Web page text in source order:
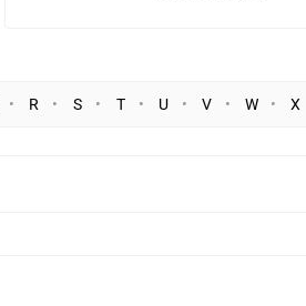
R S T U V W X